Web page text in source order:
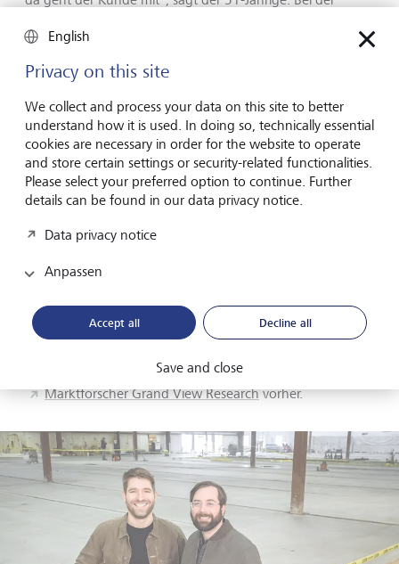
Beitrag zu leisten", sagt Holzapfel. Sein
einer lebenswerten Zukunft für alle beitragen. "Dazu
Organisches Wachstum: Wie gross
kann der Markt für Bioplastik
werden?
Wie sehr der Markt für Bioplastik bisher von Idealismus
geprägt ist, zeigt sich auch an den Verkaufszahlen:
Während petrochemische Kunststoffe weltweit einen
erzielen, kommen organische Alternativen auf gerade mal
12 Milliarden. Dennoch sind Investoren optimistisch, denn
44.8 Milliarden US-Dollar nahezu vervierfachen, sagt der
Marktforscher Grand View Researchvorher.
English
Privacy on this site
We collect and process your data on this site to better
understand how it is used. In doing so, technically essential
cookies are necessary in order for the website to operate
and store certain settings or security-related functionalities.
Please select your preferred option to continue. Further
details can be found in our data privacy notice.
Data privacy notice
Anpassen
Accept all Decline all
Save and close